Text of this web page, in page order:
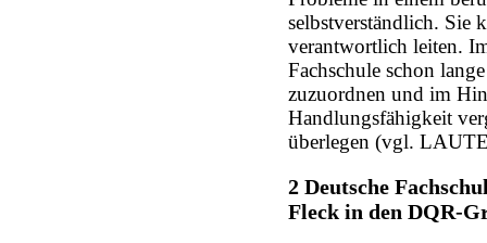
selbstverständlich. Sie
verantwortlich leiten.
Fachschule schon
zuzuordnen und im
Handlungsfähigkeit
überlegen (vgl.
2 Deutsche
Fleck in den DQR-